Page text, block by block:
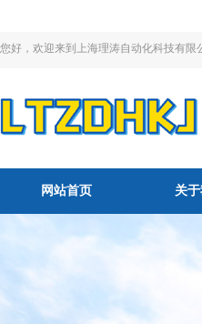
您好，欢迎来到上海理涛自动化科技有限
网站首页 关